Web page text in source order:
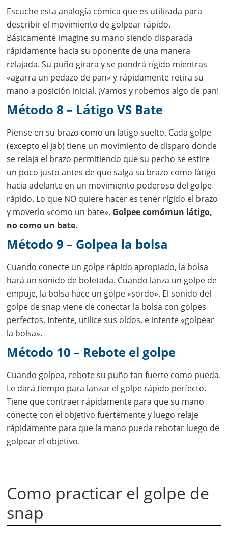
Escuche esta analogía cómica que es utilizada para
describir el movimiento de golpear rápido.
Básicamente imagine su mano siendo disparada
rápidamente hacia su oponente de una manera
relajada. Su puño girara y se pondrá rígido mientras
«agarra un pedazo de pan» y rápidamente retira su
mano a posición inicial. ¡Vamos y robemos algo de pan!
Método 8 – Látigo VS Bate
Piense en su brazo como un latigo suelto. Cada golpe
(excepto el jab) tiene un movimiento de disparo donde
se relaja el brazo permitiendo que su pecho se estire
un poco justo antes de que salga su brazo como látigo
hacia adelante en un movimiento poderoso del golpe
rápido. Lo que NO quiere hacer es tener rígido el brazo
y moverlo «como un bate». Golpee comómun látigo,
no como un bate.
Método 9 – Golpea la bolsa
Cuando conecte un golpe rápido apropiado, la bolsa
hará un sonido de bofetada. Cuando lanza un golpe de
empuje, la bolsa hace un golpe «sordo». El sonido del
golpe de snap viene de conectar la bolsa con golpes
perfectos. Intente, utilice sus oídos, e intente «golpear
la bolsa».
Método 10 – Rebote el golpe
Cuando golpea, rebote su puño tan fuerte como pueda.
Le dará tiempo para lanzar el golpe rápido perfecto.
Tiene que contraer rápidamente para que su mano
conecte con el objetivo fuertemente y luego relaje
rápidamente para que la mano pueda rebotar luego de
golpear el objetivo.
Como practicar el golpe de
snap